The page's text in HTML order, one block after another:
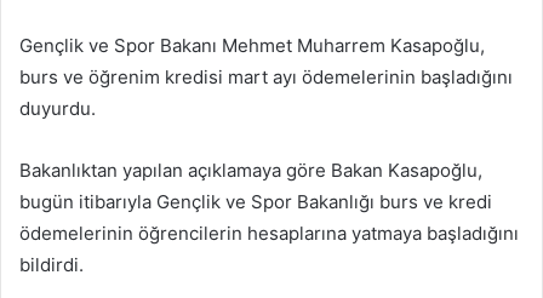
Gençlik ve Spor Bakanı Mehmet Muharrem Kasapoğlu,
burs ve öğrenim kredisi mart ayı ödemelerinin başladığını
duyurdu.
Bakanlıktan yapılan açıklamaya göre Bakan Kasapoğlu,
bugün itibarıyla Gençlik ve Spor Bakanlığı burs ve kredi
ödemelerinin öğrencilerin hesaplarına yatmaya başladığını
bildirdi.